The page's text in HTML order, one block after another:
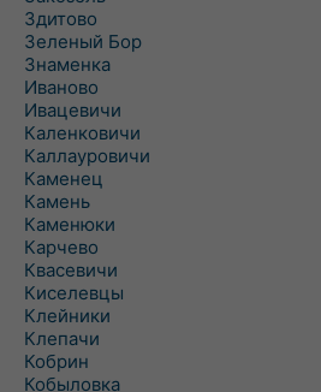
Здитово
Зеленый Бор
Знаменка
Иваново
Ивацевичи
Каленковичи
Каллауровичи
Каменец
Камень
Каменюки
Карчево
Квасевичи
Киселевцы
Клейники
Клепачи
Кобрин
Кобыловка